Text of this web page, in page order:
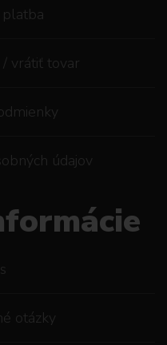
platba
vrátiť tovar
údajov
otázky